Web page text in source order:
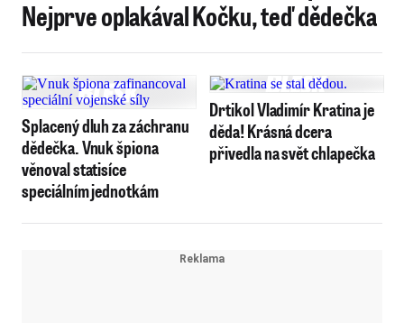
Nejprve oplakával Kočku, teď dědečka
Splacený dluh za záchranu
dědečka. Vnuk špiona
věnoval statisíce
speciálním jednotkám
Drtikol Vladimír Kratina je
děda! Krásná dcera
přivedla na svět chlapečka